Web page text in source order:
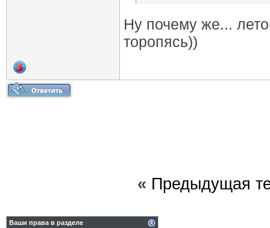
Ну почему же...
торопясь))
« Предыдущая
Ваши права в разделе